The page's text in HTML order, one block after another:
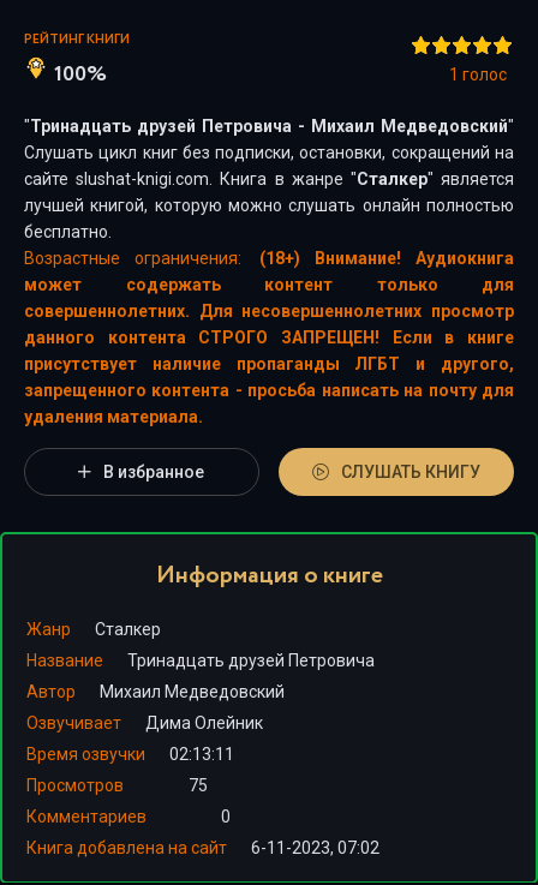
РЕЙТИНГ КНИГИ
100% 1 голос
"Тринадцать друзей Петровича - Михаил Медведовский"
Слушать цикл книг без подписки, остановки, сокращений на
сайте slushat-knigi.com. Книга в жанре "Сталкер" является
лучшей книгой, которую можно слушать онлайн полностью
бесплатно.
Возрастные ограничения:
(18+) Внимание! Аудиокнига
может содержать контент только для
совершеннолетних. Для несовершеннолетних просмотр
данного контента СТРОГО ЗАПРЕЩЕН! Если в книге
присутствует наличие пропаганды ЛГБТ и другого,
запрещенного контента - просьба написать на почту для
удаления материала.
В избранное СЛУШАТЬ КНИГУ
Информация о книге
Жанр
Сталкер
Название
Тринадцать друзей Петровича
Автор
Михаил Медведовский
Озвучивает
Дима Олейник
Время озвучки
02:13:11
Просмотров
75
Комментариев
0
Книга добавлена на сайт
6-11-2023, 07:02